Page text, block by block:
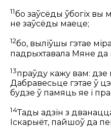
11бо заўсёды ўбогіх вы
не заўсёды маеце;
12бо, выліўшы гэтае
падрыхтавала Мяне да
13праўду кажу вам: дзе
Дабравесьце гэтае ў
будзе ў памяць яе і пра
14Тады адзін з
Іскарыёт, пайшоў да